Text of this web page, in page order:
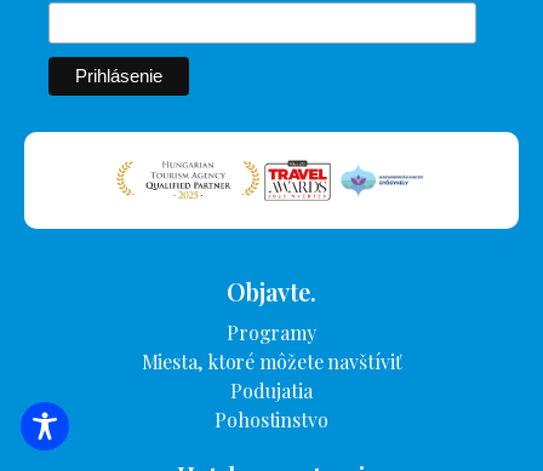
Objavte.
Programy
Miesta, ktoré môžete navštíviť
Podujatia
Pohostinstvo